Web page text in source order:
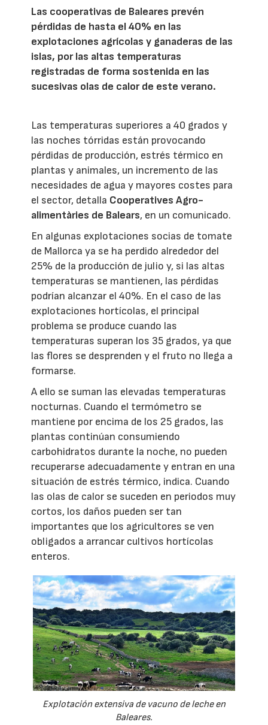
Las cooperativas de Baleares prevén
pérdidas de hasta el 40% en las
explotaciones agrícolas y ganaderas de las
islas, por las altas temperaturas
registradas de forma sostenida en las
sucesivas olas de calor de este verano.
Las temperaturas superiores a 40 grados y
las noches tórridas están provocando
pérdidas de producción, estrés térmico en
plantas y animales, un incremento de las
necesidades de agua y mayores costes para
el sector, detalla Cooperatives Agro-
alimentàries de Balears, en un comunicado.
En algunas explotaciones socias de tomate
de Mallorca ya se ha perdido alrededor del
25% de la producción de julio y, si las altas
temperaturas se mantienen, las pérdidas
podrían alcanzar el 40%. En el caso de las
explotaciones hortícolas, el principal
problema se produce cuando las
temperaturas superan los 35 grados, ya que
las flores se desprenden y el fruto no llega a
formarse.
A ello se suman las elevadas temperaturas
nocturnas. Cuando el termómetro se
mantiene por encima de los 25 grados, las
plantas continúan consumiendo
carbohidratos durante la noche, no pueden
recuperarse adecuadamente y entran en una
situación de estrés térmico, indica. Cuando
las olas de calor se suceden en periodos muy
cortos, los daños pueden ser tan
importantes que los agricultores se ven
obligados a arrancar cultivos hortícolas
enteros.
Explotación extensiva de vacuno de leche en
Baleares.